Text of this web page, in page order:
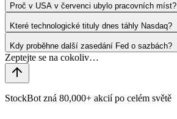
Proč v USA v červenci ubylo pracovních míst?
Které technologické tituly dnes táhly Nasdaq?
Kdy proběhne další zasedání Fed o sazbách?
StockBot zná 80,000+ akcií po celém světě